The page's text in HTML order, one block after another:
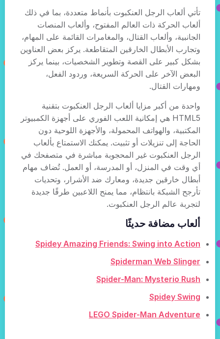
تأتي ألعاب الرجل العنكبوت بأنماط متعددة، بما في ذلك
ألعاب الحركة ذات العالم المفتوح، وألعاب المنصات
الجانبية، وألعاب القتال، والمغامرات القائمة على المهام،
وتجارب الأبطال الخارقين المتقاطعة. يركز بعض العناوين
بشكل كبير على القصة وتطوير الشخصيات، بينما يركز
البعض الآخر على الحركة السريعة، وردود الفعل،
ومهارات القتال.
واحدة من أكبر مزايا ألعاب الرجل العنكبوت بتقنية
HTML5 هي إمكانية اللعب الفوري على أجهزة الكمبيوتر
المكتبية، والهواتف المحمولة، والأجهزة اللوحية دون
الحاجة إلى تنزيلات أو تثبيت. يمكنك الاستمتاع بألعاب
الرجل العنكبوت غير المحجوبة مباشرة في متصفحك في
أي وقت في المنزل، أو المدرسة، أو العمل. تُضاف مهام
أبطال خارقين جديدة، ومعارك ضد الأشرار، وتحديات
تأرجح الشبكة بانتظام، مما يمنح اللاعبين طرقًا جديدة
لتجربة عالم الرجل العنكبوت.
ألعاب مضافة حديثًا
Spidey Amazing Friends: Swing into Action
Spiderman Web Slinger
Spider-Man: Mysterio Rush
Spidey Swing
LEGO Spider-Man Adventure